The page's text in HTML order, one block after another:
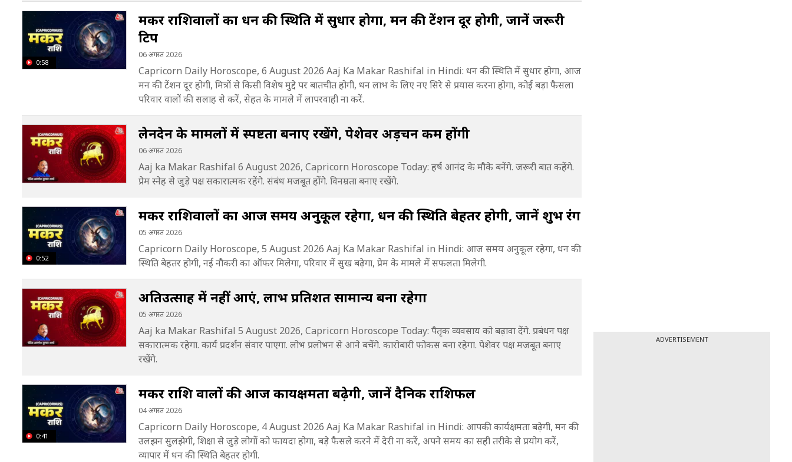
0:58
मकर राशिवालों का धन की स्थिति में सुधार होगा, मन की टेंशन दूर होगी, जानें जरूरी
टिप
06 अगस्त 2026
Capricorn Daily Horoscope, 6 August 2026 Aaj Ka Makar Rashifal in Hindi: धन की स्थिति में सुधार होगा, आज
मन की टेंशन दूर होगी, मित्रों से किसी विशेष मुद्दे पर बातचीत होगी, धन लाभ के लिए नए सिरे से प्रयास करना होगा, कोई बड़ा फैसला
परिवार वालों की सलाह से करें, सेहत के मामले में लापरवाही ना करें.
लेनदेन के मामलों में स्पष्टता बनाए रखेंगे, पेशेवर अड़चन कम होंगी
06 अगस्त 2026
Aaj ka Makar Rashifal 6 August 2026, Capricorn Horoscope Today: हर्ष आनंद के मौके बनेंगे. जरूरी बात कहेंगे.
प्रेम स्नेह से जुड़े पक्ष सकारात्मक रहेंगे. संबंध मजबूत होंगे. विनम्रता बनाए रखेंगे.
0:52
मकर राशिवालों का आज समय अनुकूल रहेगा, धन की स्थिति बेहतर होगी, जानें शुभ रंग
05 अगस्त 2026
Capricorn Daily Horoscope, 5 August 2026 Aaj Ka Makar Rashifal in Hindi: आज समय अनुकूल रहेगा, धन की
स्थिति बेहतर होगी, नई नौकरी का ऑफर मिलेगा, परिवार में सुख बढ़ेगा, प्रेम के मामले में सफलता मिलेगी.
अतिउत्साह में नहीं आएं, लाभ प्रतिशत सामान्य बना रहेगा
05 अगस्त 2026
Aaj ka Makar Rashifal 5 August 2026, Capricorn Horoscope Today: पैतृक व्यवसाय को बढ़ावा देंगे. प्रबंधन पक्ष
सकारात्मक रहेगा. कार्य प्रदर्शन संवार पाएगा. लोभ प्रलोभन से आने बचेंगे. कारोबारी फोकस बना रहेगा. पेशेवर पक्ष मजबूत बनाए
रखेंगे.
0:41
मकर राशि वालों की आज कार्यक्षमता बढ़ेगी, जानें दैनिक राशिफल
04 अगस्त 2026
Capricorn Daily Horoscope, 4 August 2026 Aaj Ka Makar Rashifal in Hindi: आपकी कार्यक्षमता बढ़ेगी, मन की
उलझन सुलझेगी, शिक्षा से जुड़े लोगों को फायदा होगा, बड़े फैसले करने में देरी ना करें, अपने समय का सही तरीके से प्रयोग करें,
व्यापार में धन की स्थिति बेहतर होगी.
ADVERTISEMENT